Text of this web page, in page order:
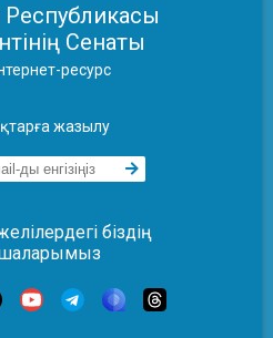
Республикасы
Сенаты
ресурс
жазылу
біздің